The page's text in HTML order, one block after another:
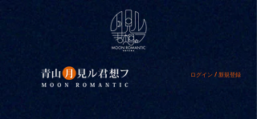
ログイン / 新規登録